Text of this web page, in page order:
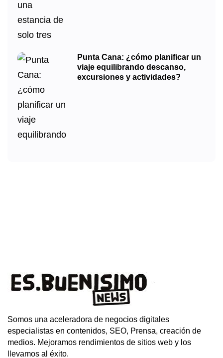
Punta Cana: ¿cómo planificar un
viaje equilibrando descanso,
excursiones y actividades?
Somos una aceleradora de negocios digitales
especialistas en contenidos, SEO, Prensa, creación de
medios. Mejoramos rendimientos de sitios web y los
llevamos al éxito.